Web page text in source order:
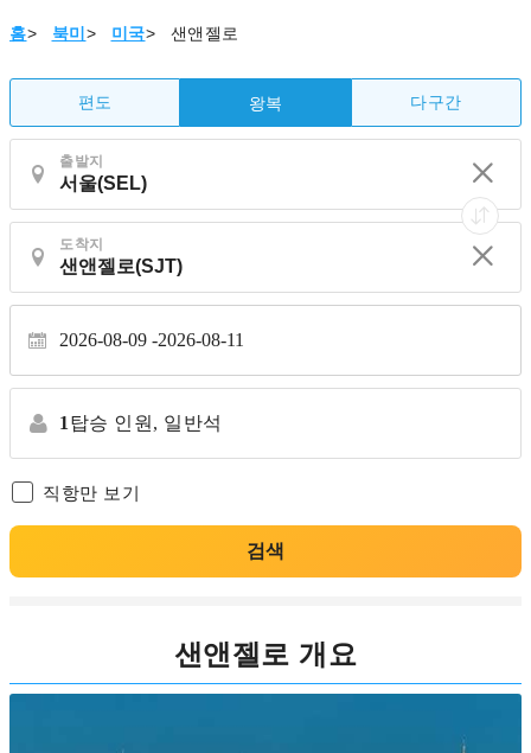
홈> 북미 > 미국> 샌앤젤로
편도 왕복 다구간
출발지
도착지
2026-08-09 2026-08-11
1 탑승 인원, 일반석
직항만 보기
검색
샌앤젤로 개요